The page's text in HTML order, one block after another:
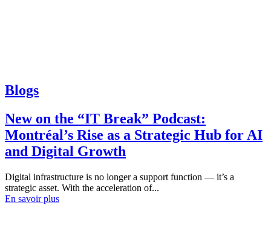
Blogs
New on the “IT Break” Podcast:
Montréal’s Rise as a Strategic Hub for AI
and Digital Growth
Digital infrastructure is no longer a support function — it’s a
strategic asset. With the acceleration of...
En savoir plus